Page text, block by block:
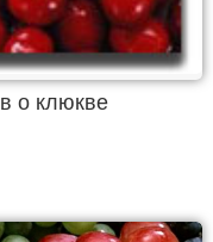
о клюкве